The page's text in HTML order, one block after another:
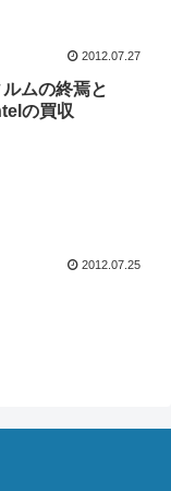
2012.07.27
ルムの終焉と
の買収
2012.07.25